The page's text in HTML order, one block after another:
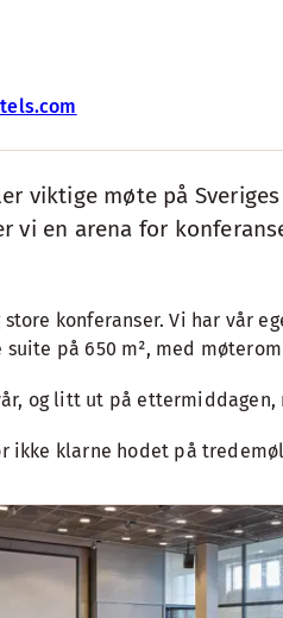
viktige møte på
vi en arena for
store konferanser. Vi har vår
på 650 m², med
og litt ut på
ikke klarne hodet på